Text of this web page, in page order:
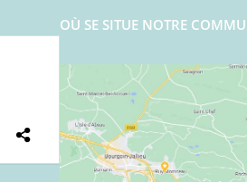
OÙ SE SITUE NOTRE